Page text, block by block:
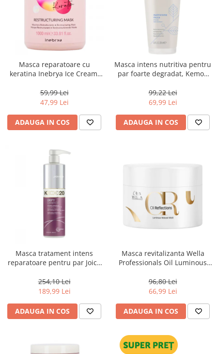
Masca reparatoare cu
keratina Inebrya Ice Cream,
59,99 Lei
47,99 Lei
ADAUGA IN COS
Masca intens nutritiva pentru
par foarte degradat, Kemon
ml
99,22 Lei
69,99 Lei
ADAUGA IN COS
Masca tratament intens
reparatoare pentru par Joico
Mask, 500 ml
254,10 Lei
189,99 Lei
ADAUGA IN COS
Masca revitalizanta Wella
Professionals Oil Luminous
96,80 Lei
66,99 Lei
ADAUGA IN COS